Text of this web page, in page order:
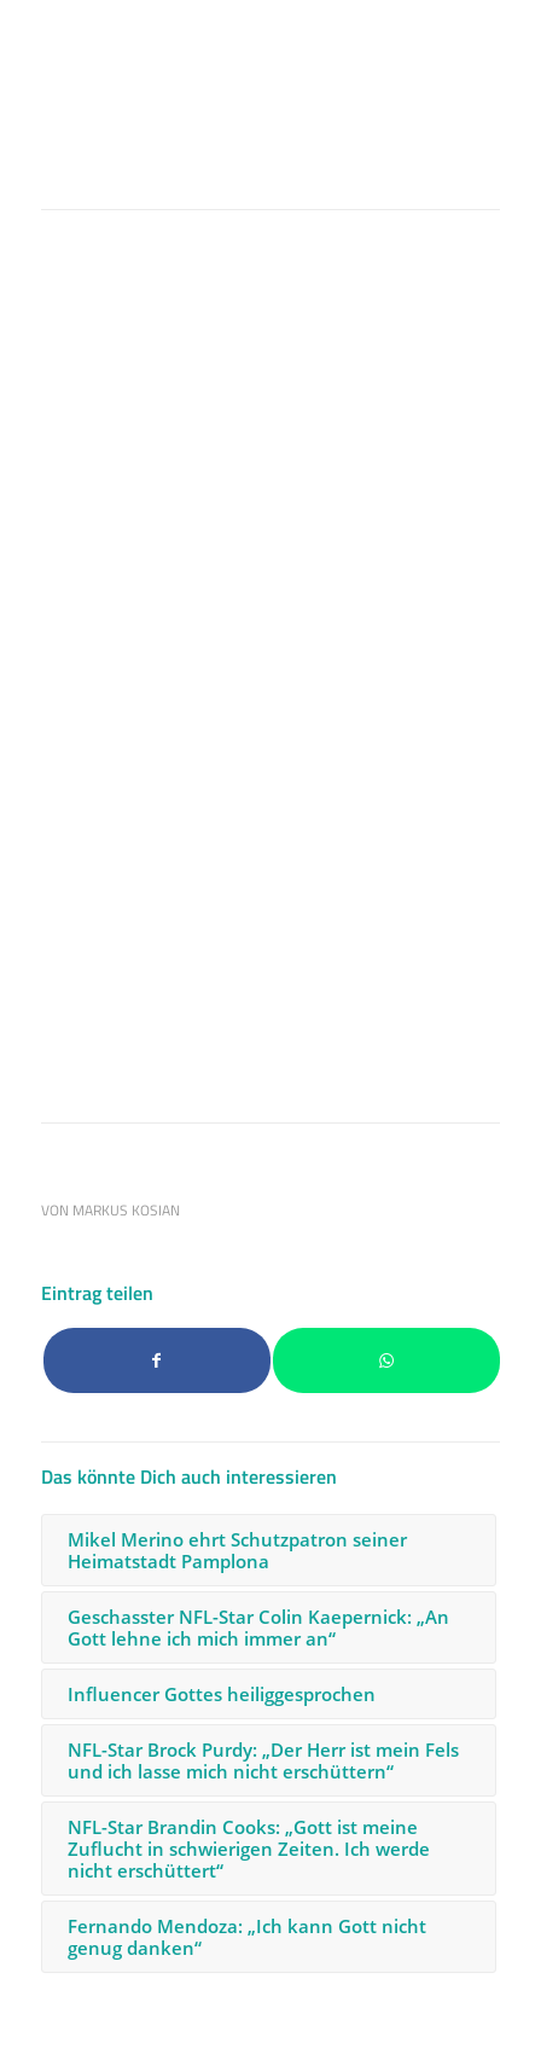
VON MARKUS KOSIAN
Eintrag teilen
Das könnte Dich auch interessieren
Mikel Merino ehrt Schutzpatron seiner
Heimatstadt Pamplona
Geschasster NFL-Star Colin Kaepernick: „An
Gott lehne ich mich immer an“
Influencer Gottes heiliggesprochen
NFL-Star Brock Purdy: „Der Herr ist mein Fels
und ich lasse mich nicht erschüttern“
NFL-Star Brandin Cooks: „Gott ist meine
Zuflucht in schwierigen Zeiten. Ich werde
nicht erschüttert“
Fernando Mendoza: „Ich kann Gott nicht
genug danken“